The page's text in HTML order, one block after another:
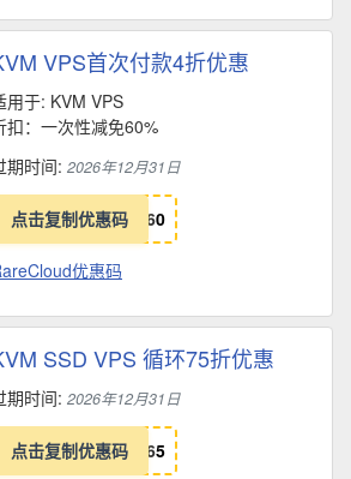
VPS首次付款4折优惠
用于: KVM VPS
扣：一次性减免60%
期时间: 2026年12月31日
点击复制优惠码 60
优惠码
SSD VPS 循环75折优惠
期时间: 2026年12月31日
点击复制优惠码 65